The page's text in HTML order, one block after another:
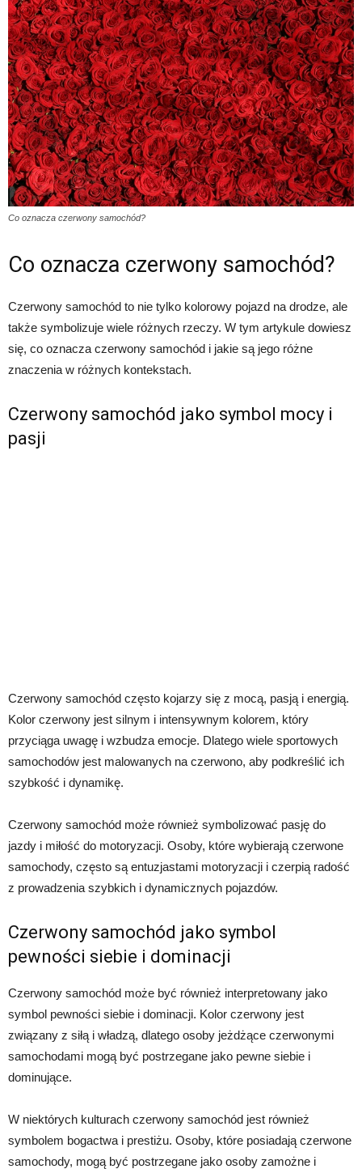
Co oznacza czerwony samochód?
Co oznacza czerwony samochód?
Czerwony samochód to nie tylko kolorowy pojazd na drodze, ale
także symbolizuje wiele różnych rzeczy. W tym artykule dowiesz
się, co oznacza czerwony samochód i jakie są jego różne
znaczenia w różnych kontekstach.
Czerwony samochód jako symbol mocy i
pasji
Czerwony samochód często kojarzy się z mocą, pasją i energią.
Kolor czerwony jest silnym i intensywnym kolorem, który
przyciąga uwagę i wzbudza emocje. Dlatego wiele sportowych
samochodów jest malowanych na czerwono, aby podkreślić ich
szybkość i dynamikę.
Czerwony samochód może również symbolizować pasję do
jazdy i miłość do motoryzacji. Osoby, które wybierają czerwone
samochody, często są entuzjastami motoryzacji i czerpią radość
z prowadzenia szybkich i dynamicznych pojazdów.
Czerwony samochód jako symbol
pewności siebie i dominacji
Czerwony samochód może być również interpretowany jako
symbol pewności siebie i dominacji. Kolor czerwony jest
związany z siłą i władzą, dlatego osoby jeżdżące czerwonymi
samochodami mogą być postrzegane jako pewne siebie i
dominujące.
W niektórych kulturach czerwony samochód jest również
symbolem bogactwa i prestiżu. Osoby, które posiadają czerwone
samochody, mogą być postrzegane jako osoby zamożne i